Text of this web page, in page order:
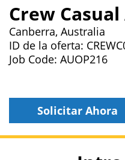
Crew Casual
Canberra, Australia
ID de la oferta:
Job Code: AUOP216
Solicitar Ahora